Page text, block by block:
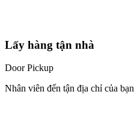
Lấy hàng tận nhà
Door Pickup
Nhân viên đến tận địa chỉ của bạn